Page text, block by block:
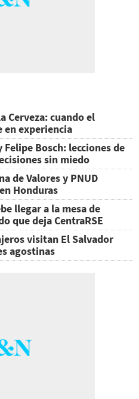
Cerveza: cuando el
en experiencia
Bosch: lecciones de
sin miedo
de Valores y PNUD
Honduras
llegar a la mesa de
que deja CentraRSE
visitan El Salvador
agostinas